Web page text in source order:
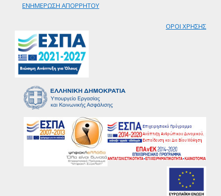
ΕΝΗΜΕΡΩΣΗ ΑΠΟΡΡΗΤΟΥ
ΟΡΟΙ ΧΡΗΣΗΣ